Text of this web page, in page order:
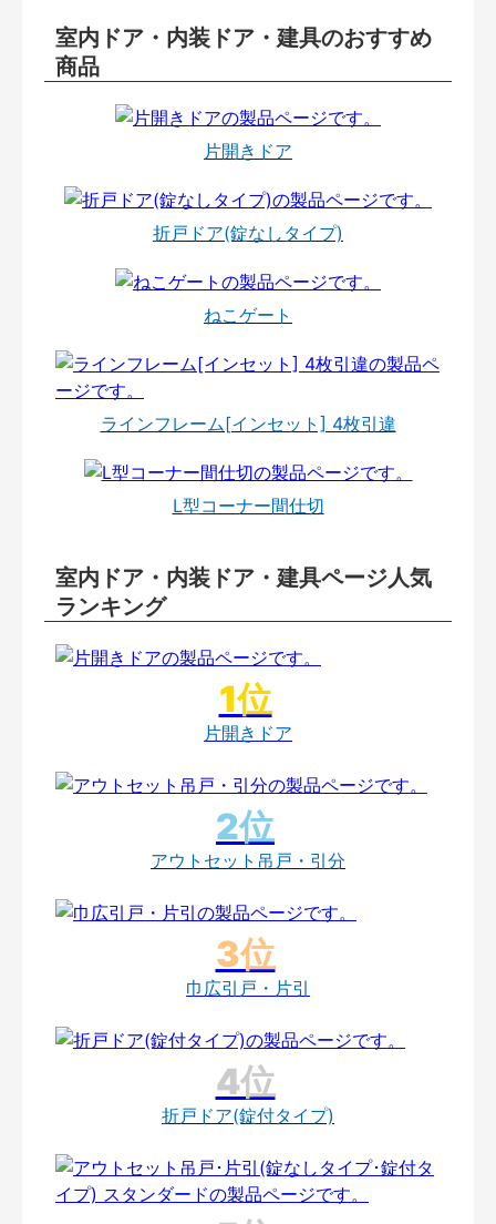
室内ドア・内装ドア・建具のおすすめ
商品
片開きドア
折戸ドア(錠なしタイプ)
ねこゲート
ラインフレーム[インセット] 4枚引違
L型コーナー間仕切
室内ドア・内装ドア・建具ページ人気
ランキング
片開きドア
アウトセット吊戸・引分
巾広引戸・片引
折戸ドア(錠付タイプ)